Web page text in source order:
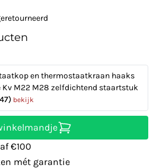
en thermostaatkraan haaks
Kv M22 M28 zelfdichtend staartstuk
bekijk
€100
mét garantie